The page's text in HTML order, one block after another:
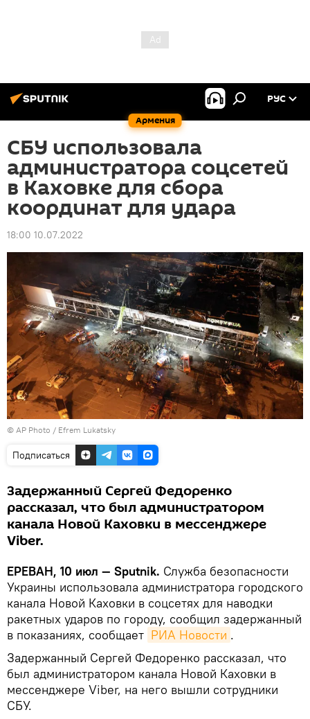
Армения
РУС
СБУ использовала
администратора соцсетей
в Каховке для сбора
координат для удара
18:00 10.07.2022
© AP Photo / Efrem Lukatsky
Подписаться
Задержанный Сергей Федоренко
рассказал, что был администратором
канала Новой Каховки в мессенджере
Viber.
ЕРЕВАН, 10 июл — Sputnik. Служба безопасности
Украины использовала администратора городского
канала Новой Каховки в соцсетях для наводки
ракетных ударов по городу, сообщил задержанный
в показаниях, сообщает РИА Новости .
Задержанный Сергей Федоренко рассказал, что
был администратором канала Новой Каховки в
мессенджере Viber, на него вышли сотрудники
СБУ.